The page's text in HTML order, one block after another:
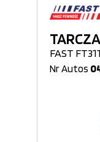
FAST
Nr Autos